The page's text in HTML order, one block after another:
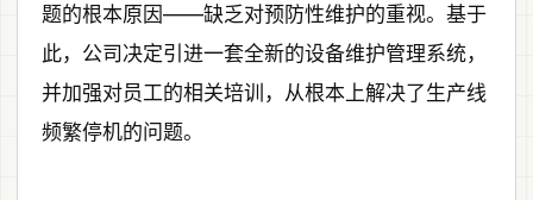
题的根本原因——缺乏对预防性维护的重视。基于
此，公司决定引进一套全新的设备维护管理系统，
并加强对员工的相关培训，从根本上解决了生产线
频繁停机的问题。